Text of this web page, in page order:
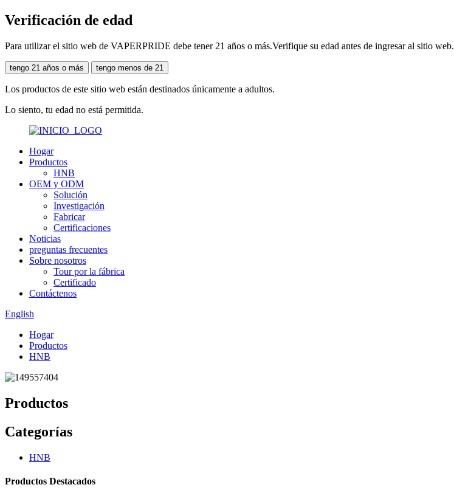
Verificación de edad
Para utilizar el sitio web de VAPERPRIDE debe tener 21 años o más.Verifique su edad antes de ingresar al sitio web.
tengo 21 años o más tengo menos de 21
Los productos de este sitio web están destinados únicamente a adultos.
Lo siento, tu edad no está permitida.
Hogar
Productos
HNB
OEM y ODM
Solución
Investigación
Fabricar
Certificaciones
Noticias
preguntas frecuentes
Sobre nosotros
Tour por la fábrica
Certificado
Contáctenos
English
Hogar
Productos
HNB
Productos
Categorías
HNB
Productos Destacados